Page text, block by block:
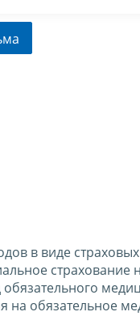
в виде
страхование
обязательное